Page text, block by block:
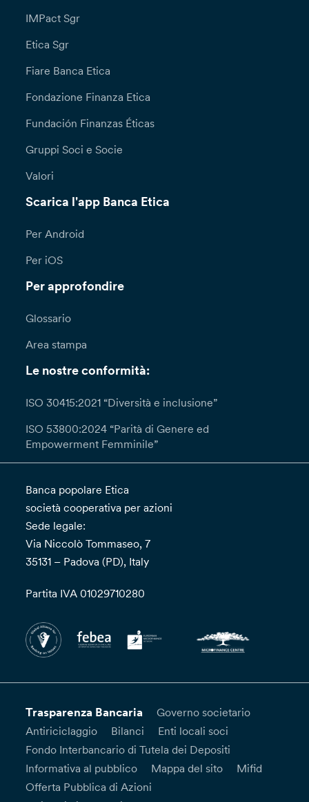
IMPact Sgr
Etica Sgr
Fiare Banca Etica
Fondazione Finanza Etica
Fundación Finanzas Éticas
Gruppi Soci e Socie
Valori
Scarica l'app Banca Etica
Per Android
Per iOS
Per approfondire
Glossario
Area stampa
Le nostre conformità:
ISO 30415:2021 “Diversità e inclusione”
ISO 53800:2024 “Parità di Genere ed
Empowerment Femminile”
Banca popolare Etica
società cooperativa per azioni
Sede legale:
Via Niccolò Tommaseo, 7
35131 – Padova (PD), Italy
Partita IVA 01029710280
Trasparenza Bancaria
Governo societario
Antiriciclaggio
Bilanci
Enti locali soci
Fondo Interbancario di Tutela dei Depositi
Informativa al pubblico
Mappa del sito
Mifid
Offerta Pubblica di Azioni